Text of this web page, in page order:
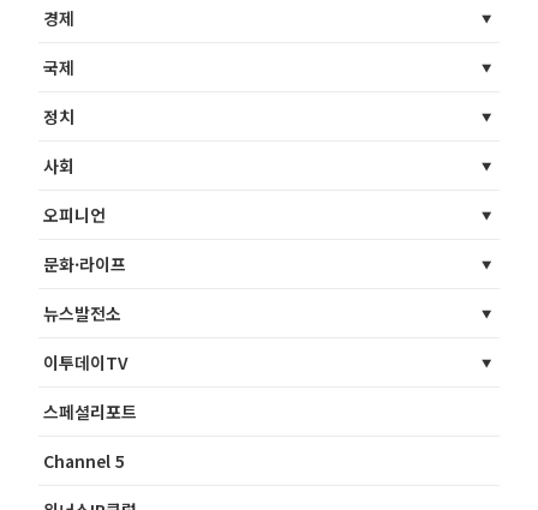
경제
국제
정치
사회
오피니언
문화·라이프
뉴스발전소
이투데이TV
스페셜리포트
Channel 5